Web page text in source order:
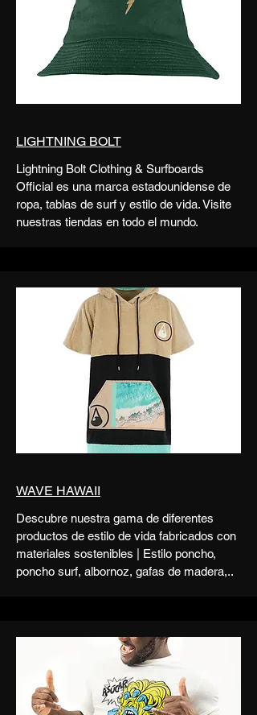
LIGHTNING BOLT
Lightning Bolt Clothing & Surfboards
Official es una marca estadounidense de
ropa, tablas de surf y estilo de vida. Visite
nuestras tiendas en todo el mundo.
WAVE HAWAII
Descubre nuestra gama de diferentes
productos de estilo de vida fabricados con
materiales sostenibles | Estilo poncho,
poncho surf, albornoz, gafas de madera,..